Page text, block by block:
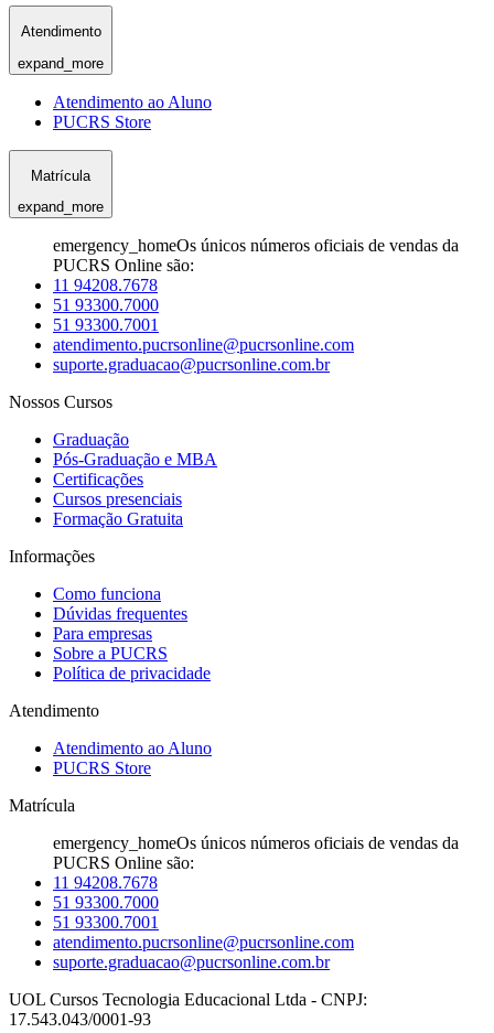
Atendimento
expand_more
Atendimento ao Aluno
PUCRS Store
Matrícula
expand_more
emergency_homeOs únicos números oficiais de vendas da
PUCRS Online são:
11 94208.7678
51 93300.7000
51 93300.7001
atendimento.pucrsonline@pucrsonline.com
suporte.graduacao@pucrsonline.com.br
Nossos Cursos
Graduação
Pós-Graduação e MBA
Certificações
Cursos presenciais
Formação Gratuita
Informações
Como funciona
Dúvidas frequentes
Para empresas
Sobre a PUCRS
Política de privacidade
Atendimento
Atendimento ao Aluno
PUCRS Store
Matrícula
emergency_homeOs únicos números oficiais de vendas da
PUCRS Online são:
11 94208.7678
51 93300.7000
51 93300.7001
atendimento.pucrsonline@pucrsonline.com
suporte.graduacao@pucrsonline.com.br
UOL Cursos Tecnologia Educacional Ltda - CNPJ:
17.543.043/0001-93